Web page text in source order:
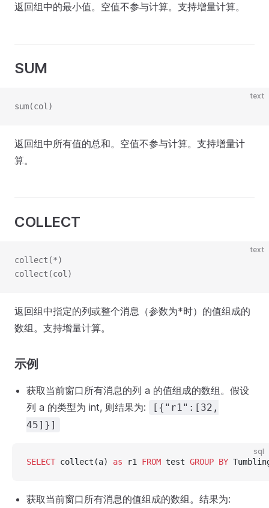
返回组中的最小值。空值不参与计算。支持增量计算。
SUM
text
sum(col)
返回组中所有值的总和。空值不参与计算。支持增量计
算。
COLLECT
text
collect(*)
collect(col)
返回组中指定的列或整个消息（参数为*时）的值组成的
数组。支持增量计算。
示例
获取当前窗口所有消息的列 a 的值组成的数组。假设
列 a 的类型为 int, 则结果为:
[{"r1":[32,
45]}]
sql
SELECT collect(a) as r1 FROM test GROUP BY
获取当前窗口所有消息的值组成的数组。结果为: